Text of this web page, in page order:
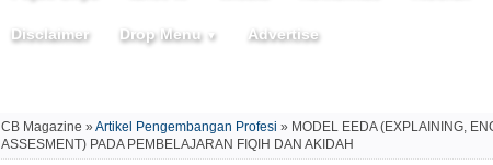
Disclaimer Drop Menu ▼ Advertise
CB Magazine » Artikel Pengembangan Profesi » MODEL EEDA (EXPLAINING,
ASSESMENT) PADA PEMBELAJARAN FIQIH DAN AKIDAH